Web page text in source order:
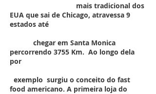
mais tradicional dos
EUA que sai de Chicago, atravessa 9
estados até
chegar em Santa Monica
percorrendo 3755 Km. Ao longo dela
por
exemplo surgiu o conceito do fast
food americano. A primeira loja do